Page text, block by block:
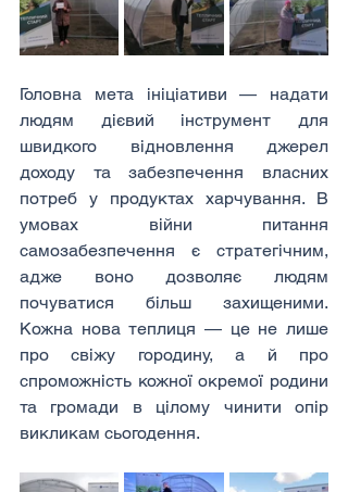
Головна мета ініціативи — надати
людям дієвий інструмент для
швидкого відновлення джерел
доходу та забезпечення власних
потреб у продуктах харчування. В
умовах війни питання
самозабезпечення є стратегічним,
адже воно дозволяє людям
почуватися більш захищеними.
Кожна нова теплиця — це не лише
про свіжу городину, а й про
спроможність кожної окремої родини
та громади в цілому чинити опір
викликам сьогодення.